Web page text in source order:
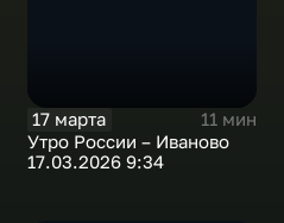
17 марта
11 мин
Утро России – Иваново
17.03.2026 9:34